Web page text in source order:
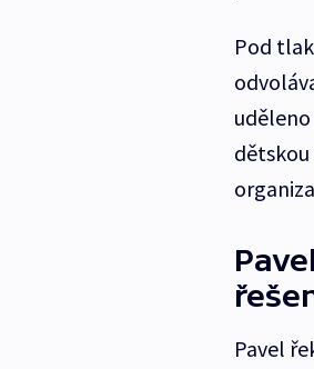
Pod
dětskou
Pavel